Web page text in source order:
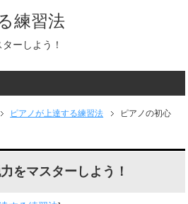
練習法
ーしよう！
ピアノが上達する練習法
ピアノの初心
をマスターしよう！